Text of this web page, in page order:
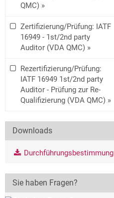
QMC) »
Zertifizierung/Prüfung: IATF
16949 - 1st/2nd party
Auditor (VDA QMC) »
Rezertifizierung/Prüfung:
IATF 16949 1st/2nd party
Auditor - Prüfung zur Re-
Qualifizierung (VDA QMC) »
Downloads
Durchführungsbestimmung
Sie haben Fragen?